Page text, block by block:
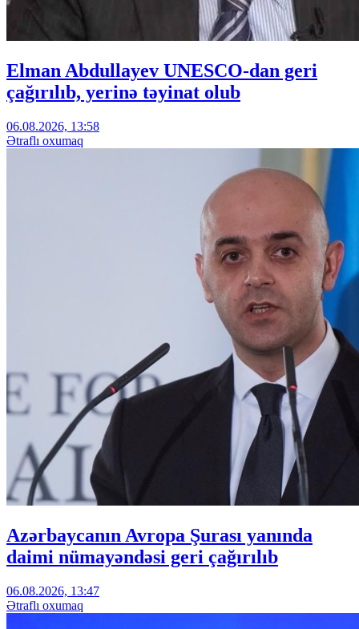
Elman Abdullayev UNESCO-dan geri
çağırılıb, yerinə təyinat olub
06.08.2026, 13:58
Ətraflı oxumaq
Azərbaycanın Avropa Şurası yanında
daimi nümayəndəsi geri çağırılıb
06.08.2026, 13:47
Ətraflı oxumaq